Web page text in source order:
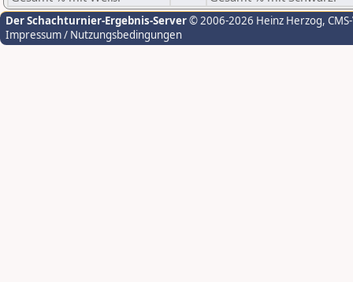
Der Schachturnier-Ergebnis-Server© 2006-2026 Heinz Herzog,
Impressum / Nutzungsbedingungen